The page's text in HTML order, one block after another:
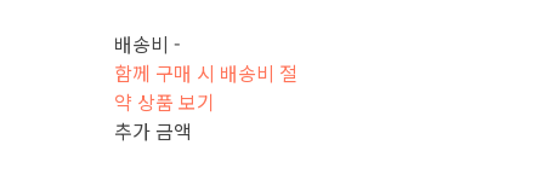
배송비-
함께 구매 시 배송비 절
약 상품 보기
추가 금액